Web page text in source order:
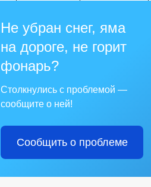
Не убран снег, яма
на дороге, не горит
фонарь?
Столкнулись с проблемой —
сообщите о ней!
Сообщить о проблеме